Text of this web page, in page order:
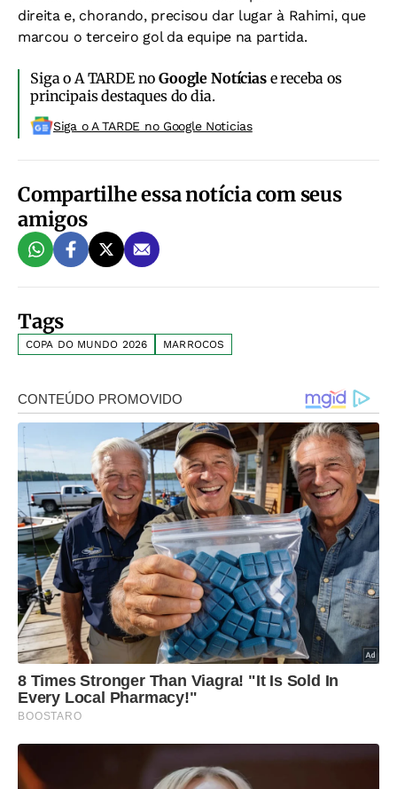
direita e, chorando, precisou dar lugar à Rahimi, que
marcou o terceiro gol da equipe na partida.
Siga o A TARDE noGoogle Notíciase receba os
principais destaques do dia.
Siga o A TARDE no Google Noticias
Compartilhe essa notícia com seus
amigos
Tags
COPA DO MUNDO 2026 MARROCOS